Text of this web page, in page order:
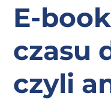
E-
czasu
czyli